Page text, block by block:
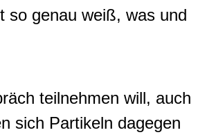
so genau weiß, was und
teilnehmen will, auch
sich Partikeln dagegen